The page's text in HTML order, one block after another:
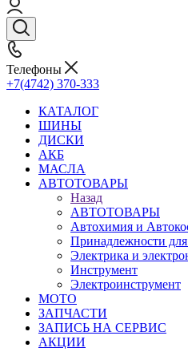
Телефоны
+7(4742) 370-333
КАТАЛОГ
ШИНЫ
ДИСКИ
АКБ
МАСЛА
АВТОТОВАРЫ
Назад
АВТОТОВАРЫ
Автохимия и
Принадлежности
Электрика и
Инструмент
Электроинструмент
МОТО
ЗАПЧАСТИ
ЗАПИСЬ НА СЕРВИС
АКЦИИ